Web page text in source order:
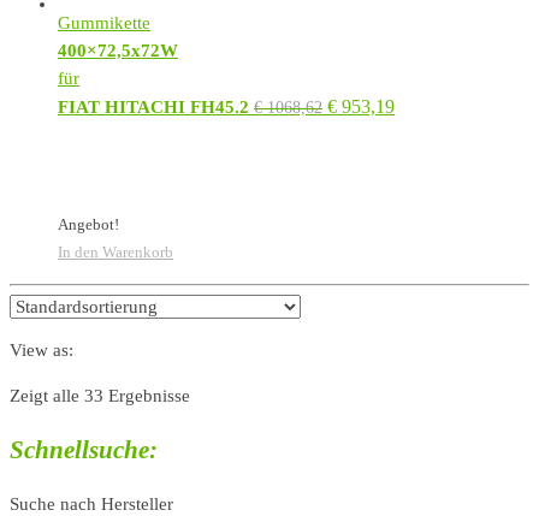
Gummikette
400×72,5x72W
für
FIAT HITACHI FH45.2 €1068,62 € 953,19
Angebot!
In den Warenkorb
View as:
Zeigt alle 33 Ergebnisse
Schnellsuche:
Suche nach Hersteller